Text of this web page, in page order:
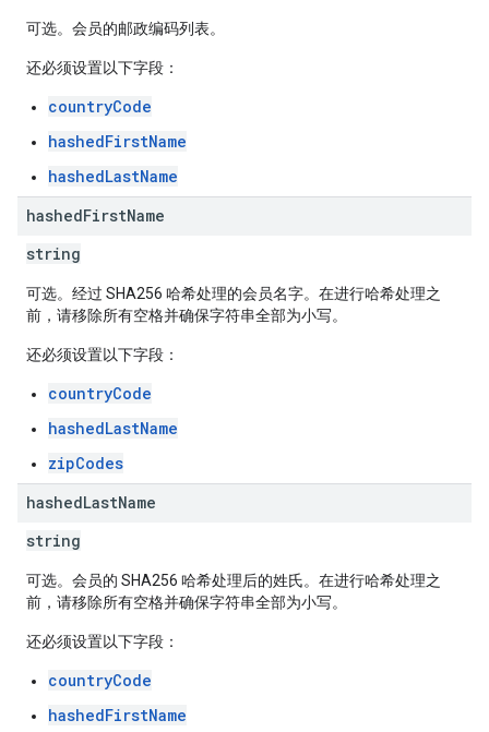
可选。会员的邮政编码列表。
还必须设置以下字段：
countryCode
hashedFirstName
hashedLastName
hashedFirstName
string
可选。经过 SHA256 哈希处理的会员名字。在进行哈希处理之
前，请移除所有空格并确保字符串全部为小写。
还必须设置以下字段：
countryCode
hashedLastName
zipCodes
hashedLastName
string
可选。会员的 SHA256 哈希处理后的姓氏。在进行哈希处理之
前，请移除所有空格并确保字符串全部为小写。
还必须设置以下字段：
countryCode
hashedFirstName